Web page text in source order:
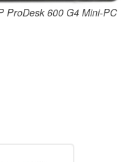
ProDesk 600 G4 Mini-PC